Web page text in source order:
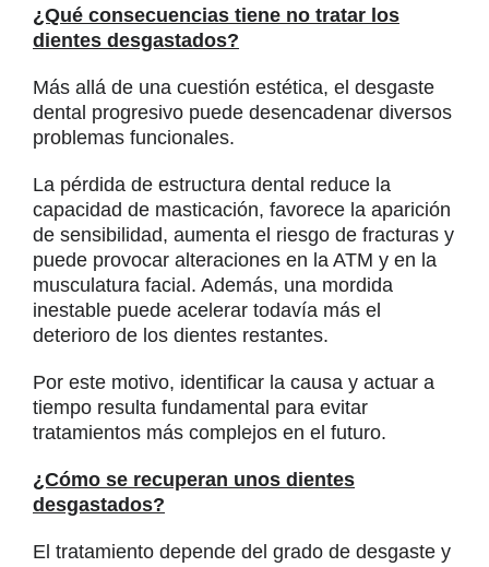
¿Qué consecuencias tiene no tratar los
dientes desgastados?
Más allá de una cuestión estética, el desgaste
dental progresivo puede desencadenar diversos
problemas funcionales.
La pérdida de estructura dental reduce la
capacidad de masticación, favorece la aparición
de sensibilidad, aumenta el riesgo de fracturas y
puede provocar alteraciones en la ATM y en la
musculatura facial. Además, una mordida
inestable puede acelerar todavía más el
deterioro de los dientes restantes.
Por este motivo, identificar la causa y actuar a
tiempo resulta fundamental para evitar
tratamientos más complejos en el futuro.
¿Cómo se recuperan unos dientes
desgastados?
El tratamiento depende del grado de desgaste y